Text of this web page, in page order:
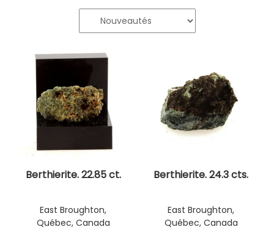
Berthierite. 22.85 ct.
East Broughton,
Québec, Canada
Berthierite. 24.3 cts.
East Broughton,
Québec, Canada